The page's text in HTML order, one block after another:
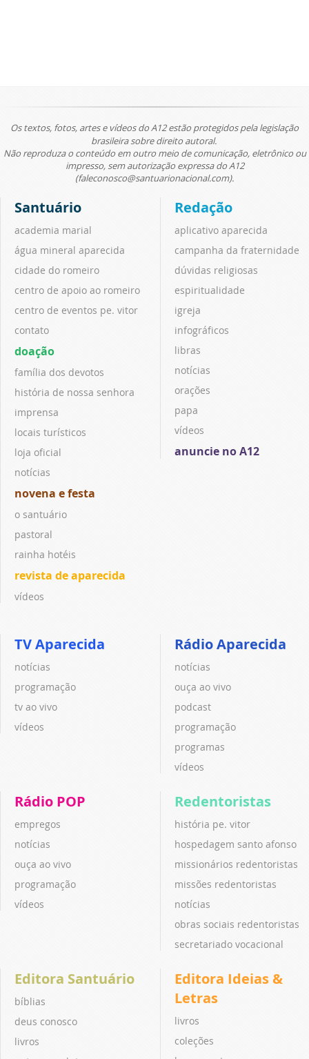
Os textos, fotos, artes e vídeos do A12 estão protegidos pela legislação
brasileira sobre direito autoral.
Não reproduza o conteúdo em outro meio de comunicação, eletrônico ou
impresso, sem autorização expressa do A12
(faleconosco@santuarionacional.com).
Santuário
academia marial
água mineral aparecida
cidade do romeiro
centro de apoio ao romeiro
centro de eventos pe. vitor
contato
doação
família dos devotos
história de nossa senhora
imprensa
locais turísticos
loja oficial
notícias
novena e festa
o santuário
pastoral
rainha hotéis
revista de aparecida
vídeos
Redação
aplicativo aparecida
campanha da fraternidade
dúvidas religiosas
espiritualidade
igreja
infográficos
libras
notícias
orações
papa
vídeos
anuncie no A12
TV Aparecida
notícias
programação
tv ao vivo
vídeos
Rádio Aparecida
notícias
ouça ao vivo
podcast
programação
programas
vídeos
Rádio POP
empregos
notícias
ouça ao vivo
programação
vídeos
Redentoristas
história pe. vitor
hospedagem santo afonso
missionários redentoristas
missões redentoristas
notícias
obras sociais redentoristas
secretariado vocacional
Editora Santuário
bíblias
deus conosco
livros
Editora Ideias &
Letras
livros
coleções